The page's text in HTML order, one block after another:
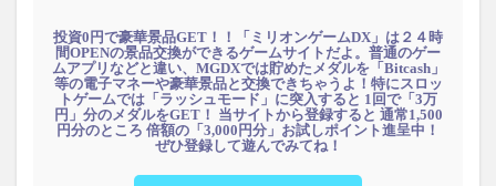
投資0円で豪華景品GET！！「ミリオンゲームDX」は２４時
間OPENの景品交換ができるゲームサイトだよ。普通のゲー
ムアプリなどと違い、MGDXでは貯めたメダルを「Bitcash」
等の電子マネーや豪華景品と交換できちゃうよ！特にスロッ
トゲームでは「ラッシュモード」に突入すると 1回で「3万
円」分のメダルをGET！ 当サイトから登録すると 通常1,500
円分のところ 倍額の「3,000円分」お試しポイント進呈中！
ぜひ登録して遊んでみてね！